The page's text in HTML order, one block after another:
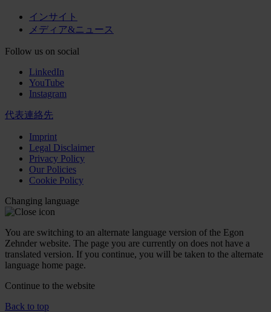
インサイト
メディア&ニュース
Follow us on social
LinkedIn
YouTube
Instagram
代表連絡先
Imprint
Legal Disclaimer
Privacy Policy
Our Policies
Cookie Policy
Changing language
You are switching to an alternate language version of the Egon
Zehnder website. The page you are currently on does not have a
translated version. If you continue, you will be taken to the alternate
language home page.
Continue to the website
Back to top